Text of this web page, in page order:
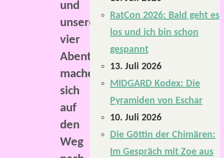
und
unsere
vier
Abenteurer
machen
sich
auf
den
Weg
RatCon 2026: Bald geht es
los und ich bin schon
gespannt
13. Juli 2026
MIDGARD Kodex: Die
Pyramiden von Eschar
10. Juli 2026
Die Göttin der Chimären:
Im Gespräch mit Zoe aus